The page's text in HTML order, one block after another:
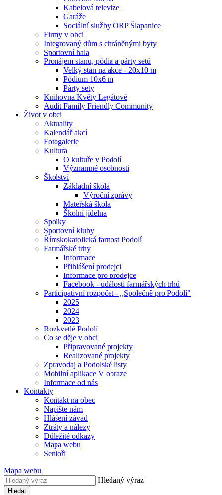
Kabelová televize
Garáže
Sociální služby ORP Šlapanice
Firmy v obci
Integrovaný dům s chráněnými byty
Sportovní hala
Pronájem stanu, pódia a párty setů
Velký stan na akce - 20x10 m
Pódium 10x6 m
Párty sety
Knihovna Květy Legátové
Audit Family Friendly Community
Život v obci
Aktuality
Kalendář akcí
Fotogalerie
Kultura
O kultuře v Podolí
Významné osobnosti
Školství
Základní škola
Výroční zprávy
Mateřská škola
Školní jídelna
Spolky
Sportovní kluby
Římskokatolická farnost Podolí
Farmářské trhy
Informace
Přihlášení prodejci
Informace pro prodejce
Facebook - události farmářských trhů
Participativní rozpočet - ,,Společně pro Podolí"
2025
2024
2023
Rozkvetlé Podolí
Co se děje v obci
Připravované projekty
Realizované projekty
Zpravodaj a Podolské listy
Mobilní aplikace V obraze
Informace od nás
Kontakty
Kontakt na obec
Napište nám
Hlášení závad
Ztráty a nálezy
Důležité odkazy
Mapa webu
Senioři
Mapa webu
Hledaný výraz
Hledat